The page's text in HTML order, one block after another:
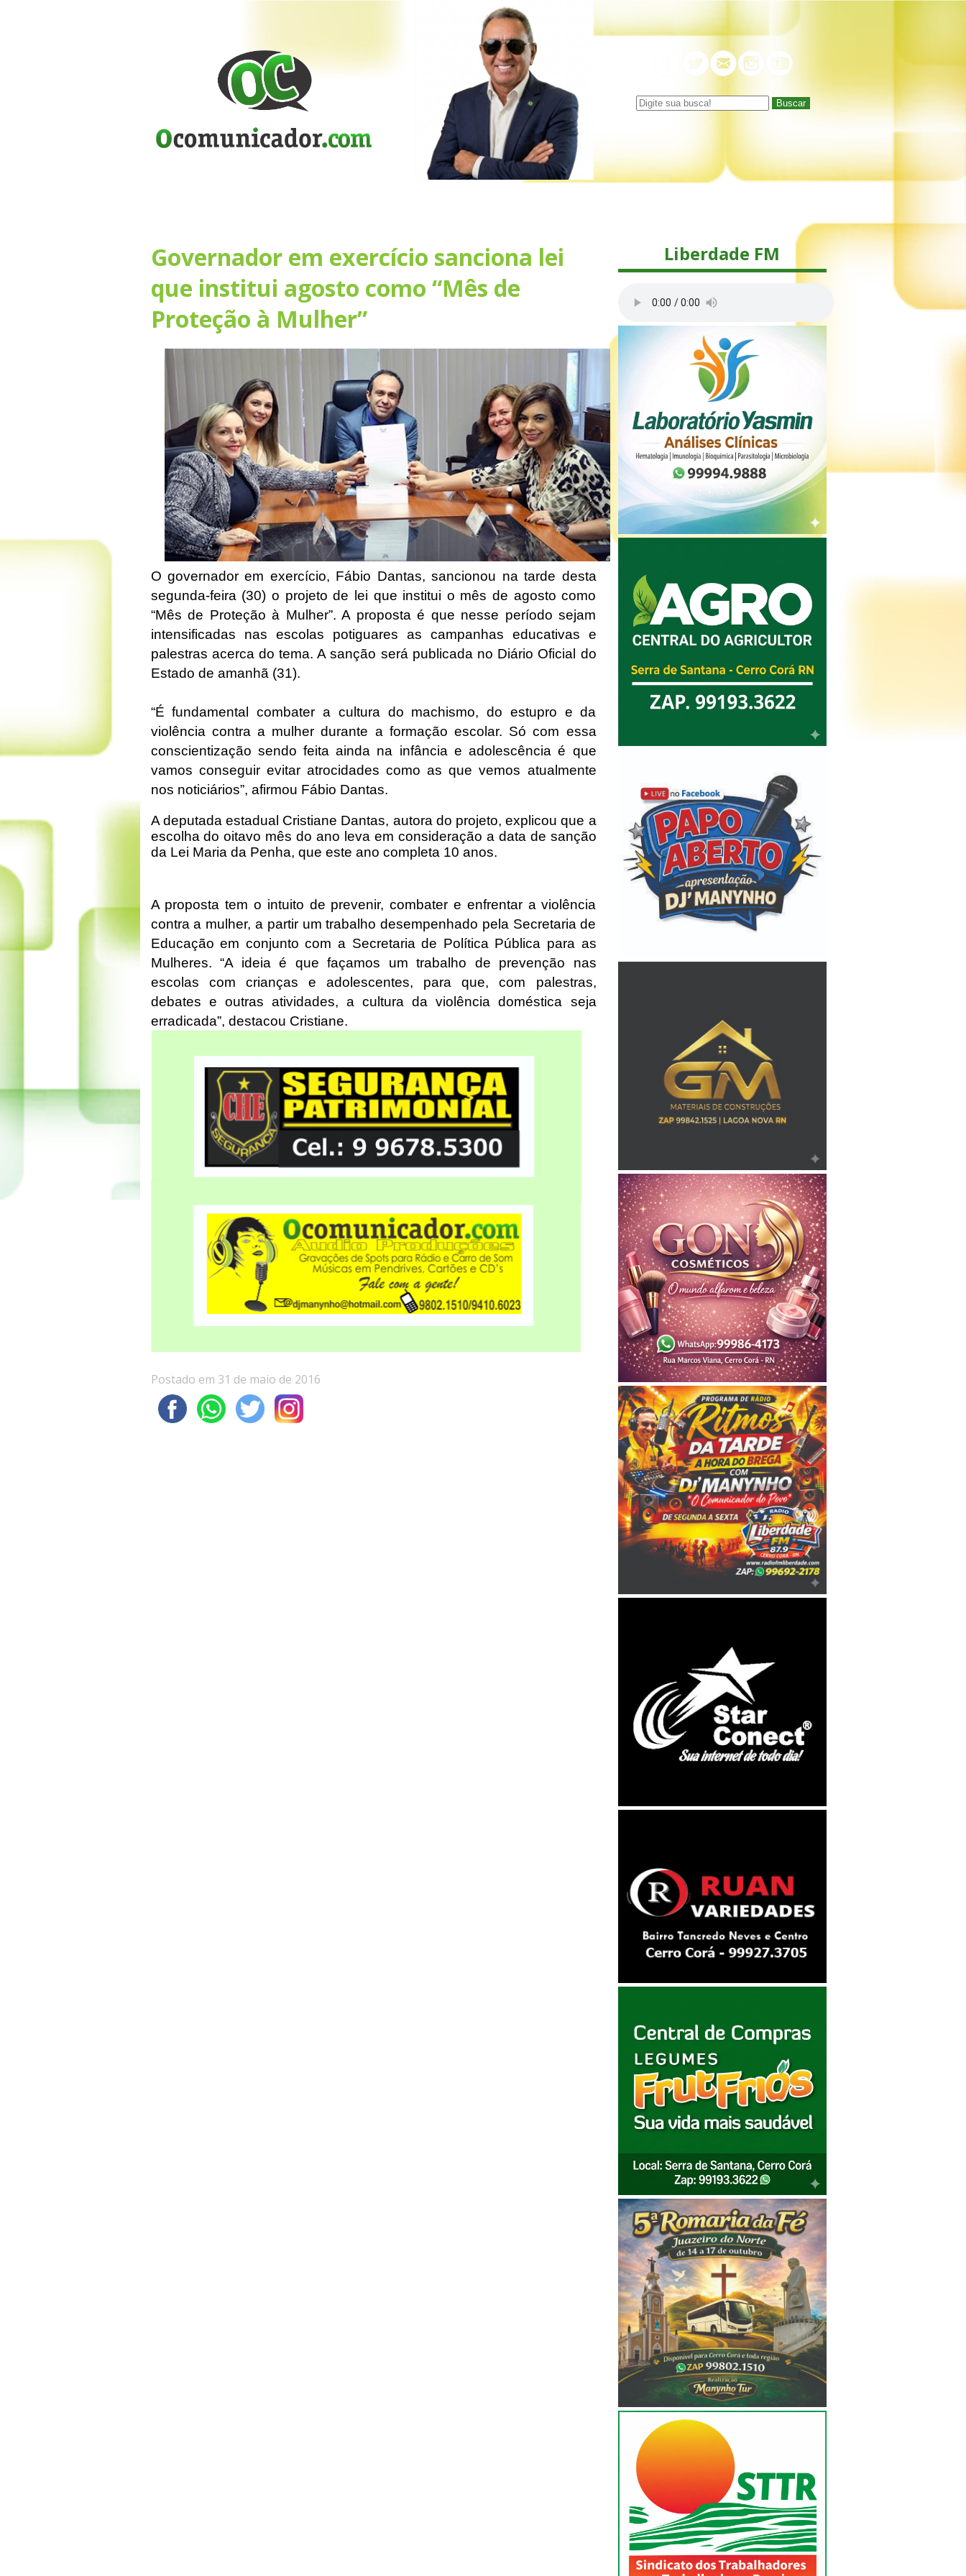
Buscar
Governador em exercício sanciona lei
que institui agosto como “Mês de
Proteção à Mulher”
O governador em exercício, Fábio Dantas, sancionou na tarde desta
segunda-feira (30) o projeto de lei que institui o mês de agosto como
“Mês de Proteção à Mulher”. A proposta é que nesse período sejam
intensificadas nas escolas potiguares as campanhas educativas e
palestras acerca do tema. A sanção será publicada no Diário Oficial do
Estado de amanhã (31).
“É fundamental combater a cultura do machismo, do estupro e da
violência contra a mulher durante a formação escolar. Só com essa
conscientização sendo feita ainda na infância e adolescência é que
vamos conseguir evitar atrocidades como as que vemos atualmente
nos noticiários”, afirmou Fábio Dantas.
A deputada estadual Cristiane Dantas, autora do projeto, explicou que a
escolha do oitavo mês do ano leva em consideração a data de sanção
da Lei Maria da Penha, que este ano completa 10 anos.
A proposta tem o intuito de prevenir, combater e enfrentar a violência
contra a mulher, a partir um trabalho desempenhado pela Secretaria de
Educação em conjunto com a Secretaria de Política Pública para as
Mulheres. “A ideia é que façamos um trabalho de prevenção nas
escolas com crianças e adolescentes, para que, com palestras,
debates e outras atividades, a cultura da violência doméstica seja
erradicada”, destacou Cristiane.
Postado em 31 de maio de 2016
Liberdade FM